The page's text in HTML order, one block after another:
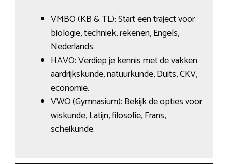
VMBO (KB & TL): Start een traject voor
biologie, techniek, rekenen, Engels,
Nederlands.
HAVO: Verdiep je kennis met de vakken
aardrijkskunde, natuurkunde, Duits, CKV,
economie.
VWO (Gymnasium): Bekijk de opties voor
wiskunde, Latijn, filosofie, Frans,
scheikunde.